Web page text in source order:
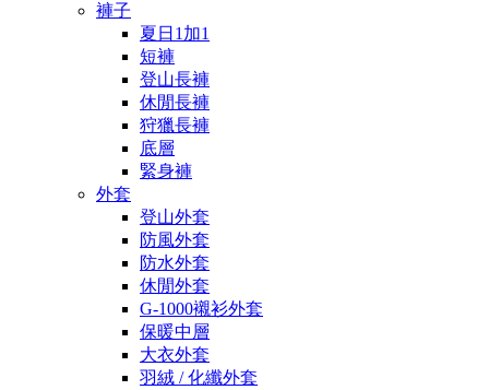
褲子
夏日1加1
短褲
登山長褲
休閒長褲
狩獵長褲
底層
緊身褲
外套
登山外套
防風外套
防水外套
休閒外套
G-1000襯衫外套
保暖中層
大衣外套
羽絨 / 化纖外套